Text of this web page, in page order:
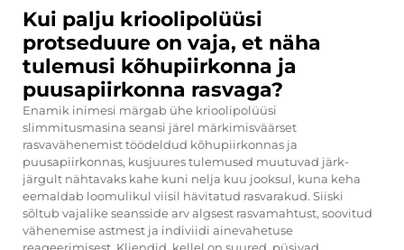
Kui palju krioolipolüüsi
protseduure on vaja, et näha
tulemusi kõhupiirkonna ja
puusapiirkonna rasvaga?
Enamik inimesi märgab ühe krioolipolüüsi
slimmitusmasina seansi järel märkimisväärset
rasvavähenemist töödeldud kõhupiirkonnas ja
puusapiirkonnas, kusjuures tulemused muutuvad järk-
järgult nähtavaks kahe kuni nelja kuu jooksul, kuna keha
eemaldab loomulikul viisil hävitatud rasvarakud. Siiski
sõltub vajalike seansside arv algsest rasvamahtust, soovitud
vähenemise astmest ja indiviidi ainevahetuse